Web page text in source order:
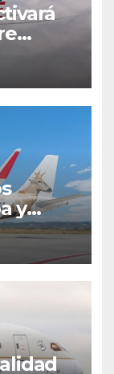
y